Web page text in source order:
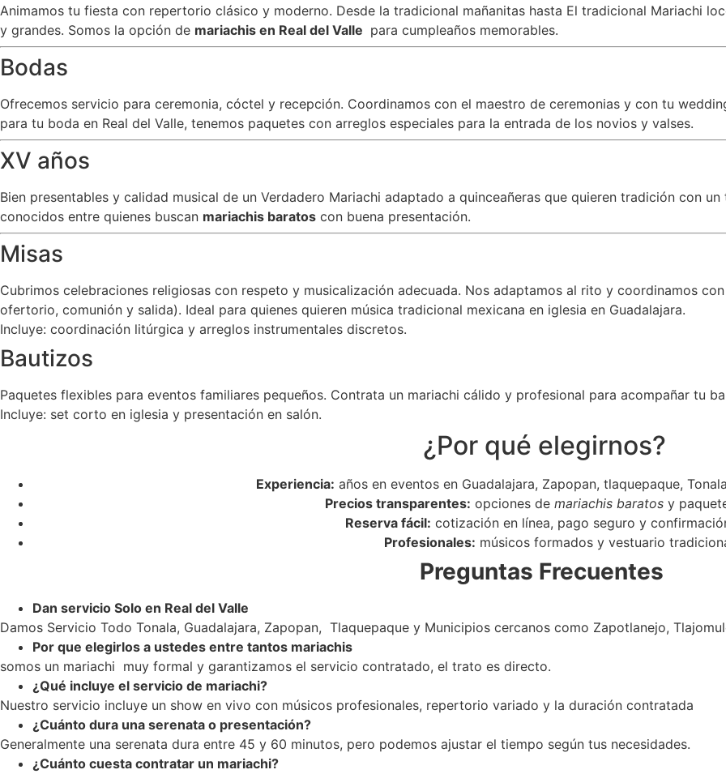
Animamos tu fiesta con repertorio clásico y moderno. Desde la tradicional mañanitas hasta El tradicional Mariachi
y grandes. Somos la opción de mariachis en Real del Valle para cumpleaños memorables.
Bodas
Ofrecemos servicio para ceremonia, cóctel y recepción. Coordinamos con el maestro de ceremonias y con tu
para tu boda en Real del Valle, tenemos paquetes con arreglos especiales para la entrada de los novios y valses.
XV años
Bien presentables y calidad musical de un Verdadero Mariachi adaptado a quinceañeras que quieren tradición con
conocidos entre quienes buscan mariachis baratos con buena presentación.
Misas
Cubrimos celebraciones religiosas con respeto y musicalización adecuada. Nos adaptamos al rito y coordinamos
ofertorio, comunión y salida). Ideal para quienes quieren música tradicional mexicana en iglesia en Guadalajara.
Incluye: coordinación litúrgica y arreglos instrumentales discretos.
Bautizos
Paquetes flexibles para eventos familiares pequeños. Contrata un mariachi cálido y profesional para acompañar tu
Incluye: set corto en iglesia y presentación en salón.
¿Por qué elegirnos?
Experiencia: años en eventos en Guadalajara, Zapopan, tlaquepaque,
Precios transparentes: opciones de mariachis baratos y
Reserva fácil: cotización en línea, pago seguro y
Profesionales: músicos formados y vestuario
Preguntas Frecuentes
Dan servicio Solo en Real del Valle
Damos Servicio Todo Tonala, Guadalajara, Zapopan, Tlaquepaque y Municipios cercanos como Zapotlanejo,
Por que elegirlos a ustedes entre tantos mariachis
somos un mariachi muy formal y garantizamos el servicio contratado, el trato es directo.
¿Qué incluye el servicio de mariachi?
Nuestro servicio incluye un show en vivo con músicos profesionales, repertorio variado y la duración contratada
¿Cuánto dura una serenata o presentación?
Generalmente una serenata dura entre 45 y 60 minutos, pero podemos ajustar el tiempo según tus necesidades.
¿Cuánto cuesta contratar un mariachi?